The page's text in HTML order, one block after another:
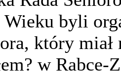
Wieku byli
który
w